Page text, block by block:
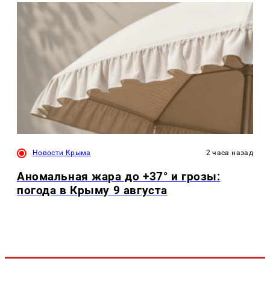
Новости Крыма 2 часа назад
Аномальная жара до +37° и грозы:
погода в Крыму 9 августа